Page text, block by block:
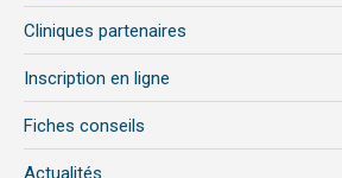
Cliniques partenaires
Inscription en ligne
Fiches conseils
Actualités